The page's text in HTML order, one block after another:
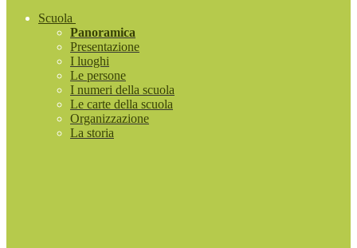
Scuola
Panoramica
Presentazione
I luoghi
Le persone
I numeri della scuola
Le carte della scuola
Organizzazione
La storia